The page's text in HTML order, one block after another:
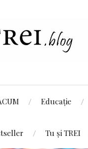
Educație
Tu și TREI